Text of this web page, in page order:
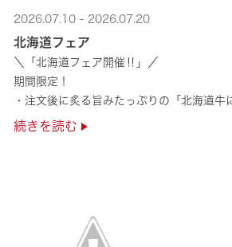
2026.07.10 - 2026.07.20
北海道フェア
＼「北海道フェア開催‼」／
期間限定！
・注文後に炙る旨みたっぷりの「北海道牛
・濃厚な甘みの「北海道ほたて」
続きを読む